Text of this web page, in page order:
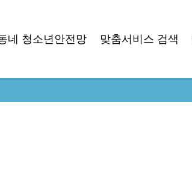
네 청소년안전망 맞춤서비스 검색